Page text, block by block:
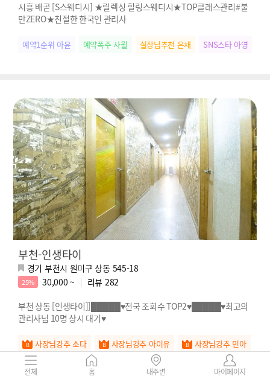
시흥 배곧 [S스웨디시] ★릴렉싱 힐링스웨디시★TOP클래스관리#불
만ZERO★친절한 한국인 관리사
예약1순위 아윤 예약폭주 사월 실장님추천 은채 SNS스타 아영
부천-인생타이
경기 부천시 원미구 상동 545-18
25% 30,000 ~ 리뷰 282
부천 상동 [인생타이]]█████♥전국 조회수 TOP2♥█████♥최고의
관리사님 10명 상시 대기♥
사장님강추 소다 사장님강추 아이유 사장님강추 민아
전체 홈 내주변 마이페이지